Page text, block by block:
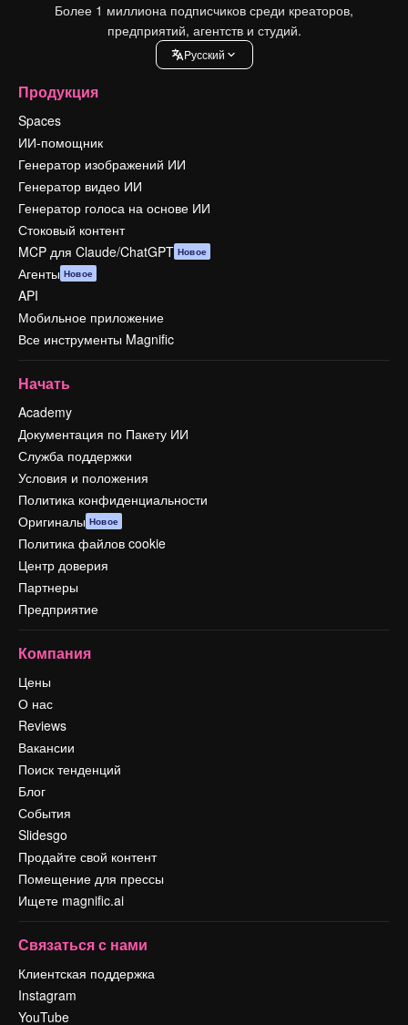
Более 1 миллиона подписчиков среди креаторов,
предприятий, агентств и студий.
Pусский
Продукция
Spaces
ИИ-помощник
Генератор изображений ИИ
Генератор видео ИИ
Генератор голоса на основе ИИ
Стоковый контент
MCP для Claude/ChatGPT Новое
Агенты Новое
API
Мобильное приложение
Все инструменты Magnific
Начать
Academy
Документация по Пакету ИИ
Служба поддержки
Условия и положения
Политика конфиденциальности
Оригиналы Новое
Политика файлов cookie
Центр доверия
Партнеры
Предприятие
Компания
Цены
О нас
Reviews
Вакансии
Поиск тенденций
Блог
События
Slidesgo
Продайте свой контент
Помещение для прессы
Ищете magnific.ai
Связаться с нами
Клиентская поддержка
Instagram
YouTube